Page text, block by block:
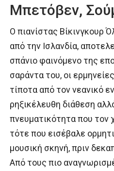
Μπετόβεν,
Ο πιανίστας Βίκινγκουρ
από την Ισλανδία,
σπάνιο φαινόμενο της
σαράντα του, οι
τίποτα από τον νεανικό
ρηξικέλευθη διάθεση
πνευματικότητα που τον
τότε που εισέβαλε
μουσική σκηνή, πριν
Από τους πιο